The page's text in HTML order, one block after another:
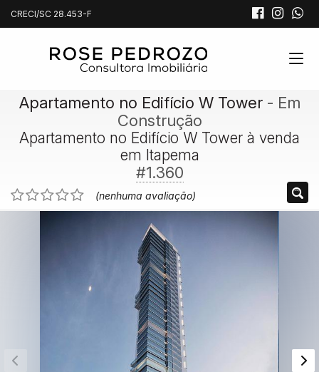
CRECI/SC 28.453-F
Apartamento no Edifício W Tower- Em
Construção
Apartamento no Edifício W Tower à venda
em Itapema
#1.360
(nenhuma avaliação)